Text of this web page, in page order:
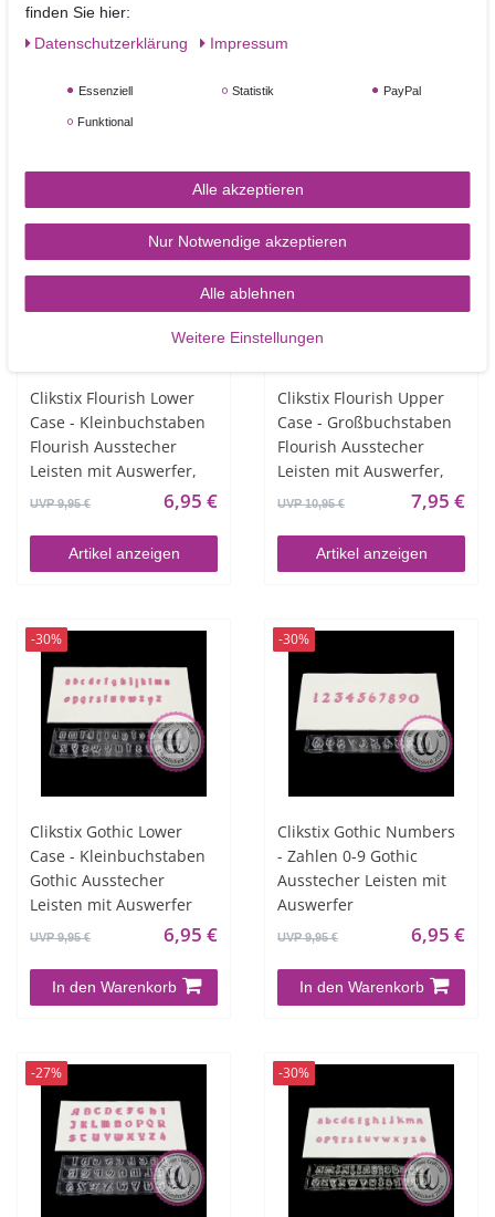
Candy Ausstecher
Leisten mit Auswerfer
In den Warenkorb
Auswerfer,
-30%
Clikstix Flourish Lower
Case - Kleinbuchstaben
Flourish Ausstecher
Leisten mit Auswerfer,
UVP 9,95 € 6,95 €
Artikel anzeigen
-27%
Clikstix Flourish Upper
Case - Großbuchstaben
Flourish Ausstecher
Leisten mit Auswerfer,
UVP 10,95 € 7,95 €
Artikel anzeigen
-30%
Clikstix Gothic Lower
Case - Kleinbuchstaben
Gothic Ausstecher
Leisten mit Auswerfer
UVP 9,95 € 6,95 €
In den Warenkorb
-30%
Clikstix Gothic Numbers
- Zahlen 0-9 Gothic
Ausstecher Leisten mit
Auswerfer
UVP 9,95 € 6,95 €
In den Warenkorb
-27% -30%
finden Sie hier:
Daten­schutz­erklärung
Impressum
Essenziell Statistik PayPal
Funktional
Alle akzeptieren
Nur Notwendige akzeptieren
Alle ablehnen
Weitere Einstellungen